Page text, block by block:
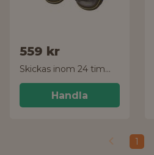
559 kr
Skickas inom 24 timmar!
Handla
1